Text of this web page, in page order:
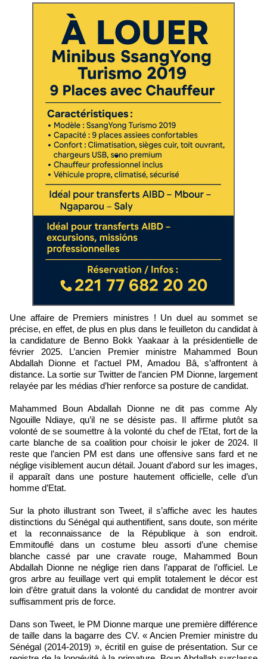
Une affaire de Premiers ministres ! Un duel au sommet se
précise, en effet, de plus en plus dans le feuilleton du candidat à
la candidature de Benno Bokk Yaakaar à la présidentielle de
février 2025. L’ancien Premier ministre Mahammed Boun
Abdallah Dionne et l’actuel PM, Amadou Bâ, s’affrontent à
distance. La sortie sur Twitter de l’ancien PM Dionne, largement
relayée par les médias d’hier renforce sa posture de candidat.
Mahammed Boun Abdallah Dionne ne dit pas comme Aly
Ngouille Ndiaye, qu’il ne se désiste pas. Il affirme plutôt sa
volonté de se soumettre à la volonté du chef de l’Etat, fort de la
carte blanche de sa coalition pour choisir le joker de 2024. Il
reste que l’ancien PM est dans une offensive sans fard et ne
néglige visiblement aucun détail. Jouant d’abord sur les images,
il apparaît dans une posture hautement officielle, celle d’un
homme d’Etat.
Sur la photo illustrant son Tweet, il s’affiche avec les hautes
distinctions du Sénégal qui authentifient, sans doute, son mérite
et la reconnaissance de la République à son endroit.
Emmitouflé dans un costume bleu assorti d’une chemise
blanche cassé par une cravate rouge, Mahammed Boun
Abdallah Dionne ne néglige rien dans l’apparat de l’officiel. Le
gros arbre au feuillage vert qui emplit totalement le décor est
loin d’être gratuit dans la volonté du candidat de montrer avoir
suffisamment pris de force.
Dans son Tweet, le PM Dionne marque une première différence
de taille dans la bagarre des CV. « Ancien Premier ministre du
Sénégal (2014-2019) », écritil en guise de présentation. Sur ce